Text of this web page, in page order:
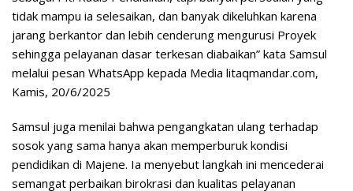
tidak mampu ia selesaikan, dan banyak dikeluhkan karena
jarang berkantor dan lebih cenderung mengurusi Proyek
sehingga pelayanan dasar terkesan diabaikan” kata Samsul
melalui pesan WhatsApp kepada Media litaqmandar.com,
Kamis, 20/6/2025
Samsul juga menilai bahwa pengangkatan ulang terhadap
sosok yang sama hanya akan memperburuk kondisi
pendidikan di Majene. Ia menyebut langkah ini mencederai
semangat perbaikan birokrasi dan kualitas pelayanan